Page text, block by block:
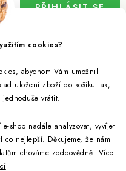
cookies?
abychom Vám umožnili
uložení zboží do košíku tak,
jednoduše vrátit.
shop nadále analyzovat, vyvíjet
co nejlepší. Děkujeme, že nám
chováme zodpovědně. Více
ochrany osobních údajů
PŘIHLÁSIT SE